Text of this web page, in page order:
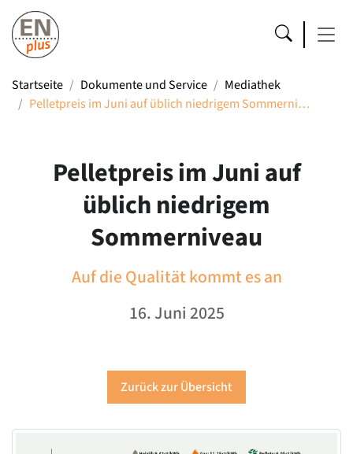
Startseite Dokumente und Service
Mediathek
Pelletpreis im Juni auf üblich niedrigem Sommerni…
Pelletpreis im Juni auf
üblich niedrigem
Sommerniveau
Auf die Qualität kommt es an
16. Juni 2025
Zurück zur Übersicht